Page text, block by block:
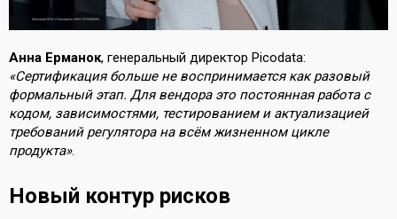
Анна Ерманок, генеральный директор Picodata:
«Сертификация больше не воспринимается как разовый
формальный этап. Для вендора это постоянная работа с
кодом, зависимостями, тестированием и актуализацией
требований регулятора на всём жизненном цикле
продукта».
Новый контур рисков